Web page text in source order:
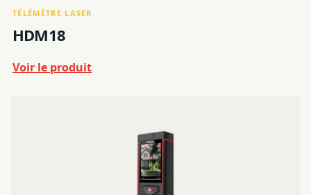
TÉLÉMÈTRE LASER
HDM18
Voir le produit